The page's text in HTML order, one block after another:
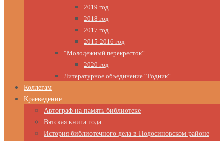
2019 год
2018 год
2017 год
2015-2016 год
“Молодежный перекресток”
2020 год
Литературное объединение “Родник”
Коллегам
Краеведение
Автограф на память библиотеке
Вятская книга года
История библиотечного дела в Подосиновском районе